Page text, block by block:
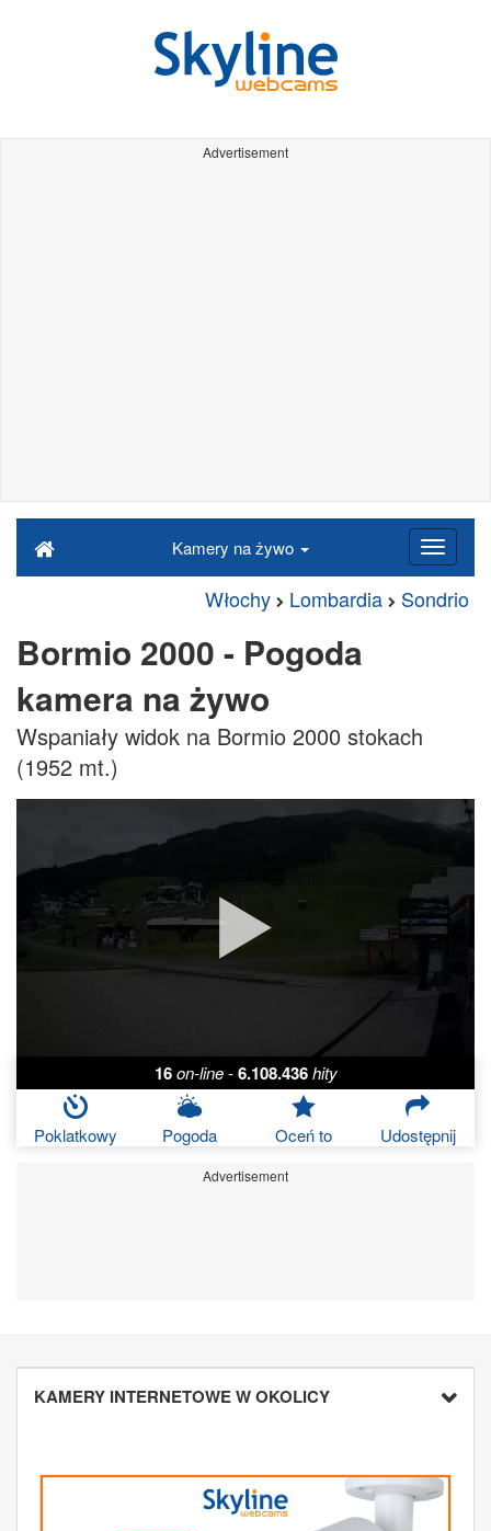
Advertisement
Kamery na żywo
Włochy Lombardia Sondrio
Bormio 2000 - Pogoda
kamera na żywo
Wspaniały widok na Bormio 2000 stokach
(1952 mt.)
16 on-line - 6.108.436 hity
Poklatkowy Pogoda Oceń to Udostępnij
Advertisement
KAMERY INTERNETOWE W OKOLICY